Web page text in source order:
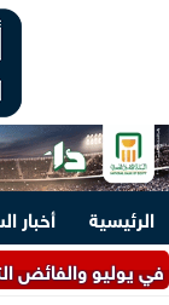
الرئيسية أخبار